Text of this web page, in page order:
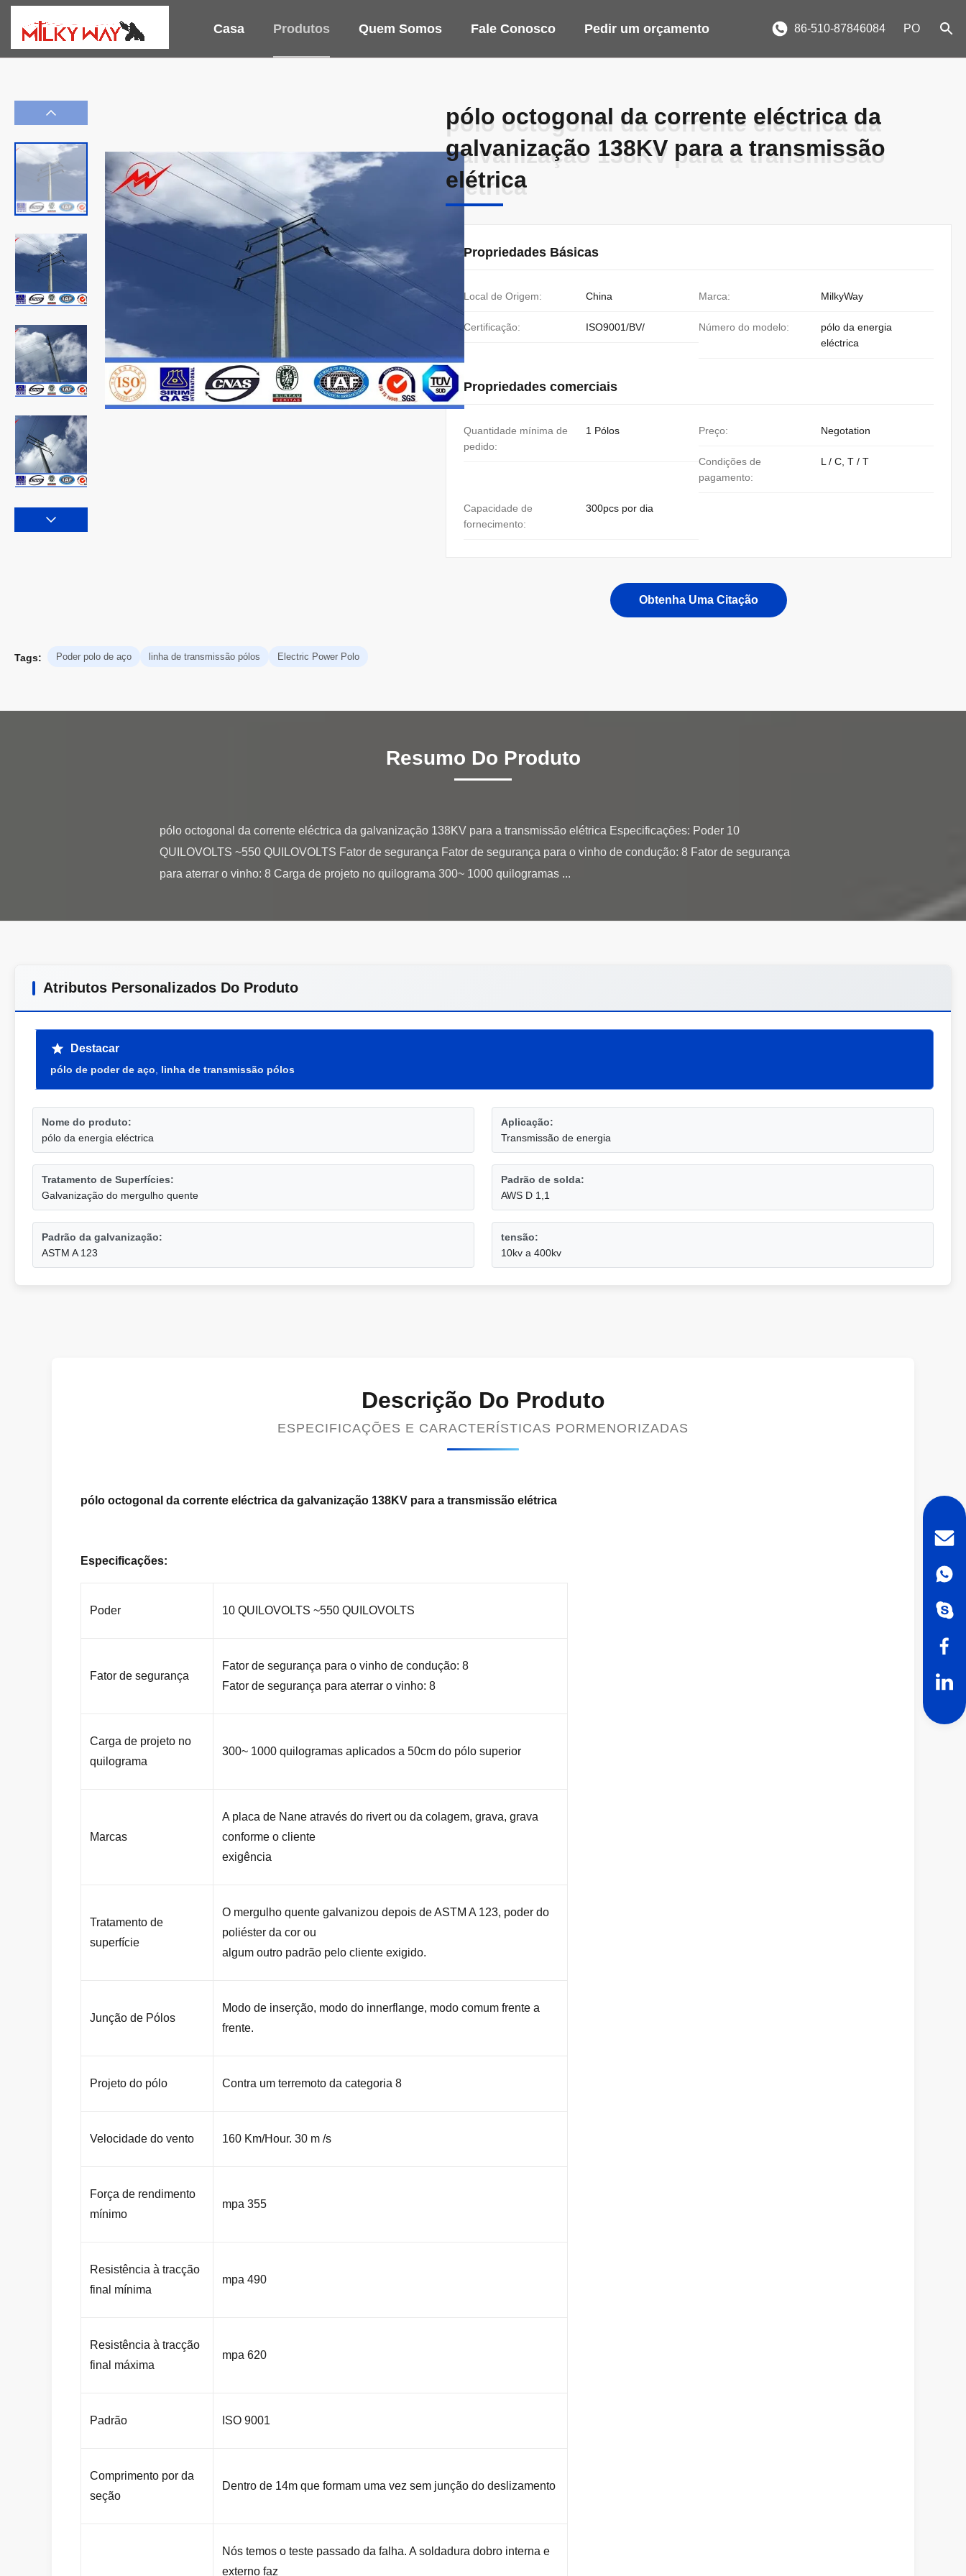
Casa Produtos Quem Somos Fale Conosco Pedir um orçamento 86-510-87846084 PO
pólo octogonal da corrente eléctrica da
galvanização 138KV para a transmissão
elétrica
pólo octogonal da corrente eléctrica da
galvanização 138KV para a transmissão
elétrica
Propriedades Básicas
Local de Origem: China Marca: MilkyWay
Certificação: ISO9001/BV/ Número do modelo:
pólo da energia
eléctrica
Propriedades comerciais
Quantidade mínima de
pedido:
1 Pólos Preço: Negotation
Condições de
pagamento:
L / C, T / T
Capacidade de
fornecimento:
300pcs por dia
Obtenha Uma Citação
Tags: Poder polo de aço linha de transmissão pólos Electric Power Polo
Resumo Do Produto
pólo octogonal da corrente eléctrica da galvanização 138KV para a transmissão elétrica Especificações: Poder 10
QUILOVOLTS ~550 QUILOVOLTS Fator de segurança Fator de segurança para o vinho de condução: 8 Fator de segurança
Atributos Personalizados Do Produto
Destacar
pólo de poder de aço linha de transmissão pólos
Nome do produto:
pólo da energia eléctrica
Aplicação:
Transmissão de energia
Tratamento de Superfícies:
Galvanização do mergulho quente
Padrão de solda:
AWS D 1,1
Padrão da galvanização:
ASTM A 123
tensão:
10kv a 400kv
Descrição Do Produto
ESPECIFICAÇÕES E CARACTERÍSTICAS PORMENORIZADAS
pólo octogonal da corrente eléctrica da galvanização 138KV para a transmissão elétrica
Especificações:
Poder 10 QUILOVOLTS ~550 QUILOVOLTS
Fator de segurança
Fator de segurança para o vinho de condução: 8
Fator de segurança para aterrar o vinho: 8
Carga de projeto no
quilograma
300~ 1000 quilogramas aplicados a 50cm do pólo superior
Marcas
A placa de Nane através do rivert ou da colagem, grava, grava
conforme o cliente
exigência
Tratamento de
superfície
O mergulho quente galvanizou depois de ASTM A 123, poder do
poliéster da cor ou
algum outro padrão pelo cliente exigido.
Junção de Pólos
Modo de inserção, modo do innerflange, modo comum frente a
frente.
Projeto do pólo Contra um terremoto da categoria 8
Velocidade do vento 160 Km/Hour. 30 m /s
Força de rendimento
mínimo
mpa 355
Resistência à tracção
final mínima
mpa 490
Resistência à tracção
final máxima
mpa 620
Padrão ISO 9001
Comprimento por da
seção
Dentro de 14m que formam uma vez sem junção do deslizamento
Nós temos o teste passado da falha. A soldadura dobro interna e
externo faz